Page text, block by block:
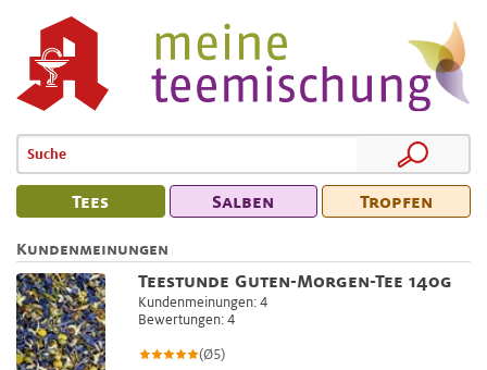
Tees Salben Tropfen
Kundenmeinungen
Teestunde Guten-Morgen-Tee 140g
Kundenmeinungen: 4
Bewertungen: 4
(Ø5)